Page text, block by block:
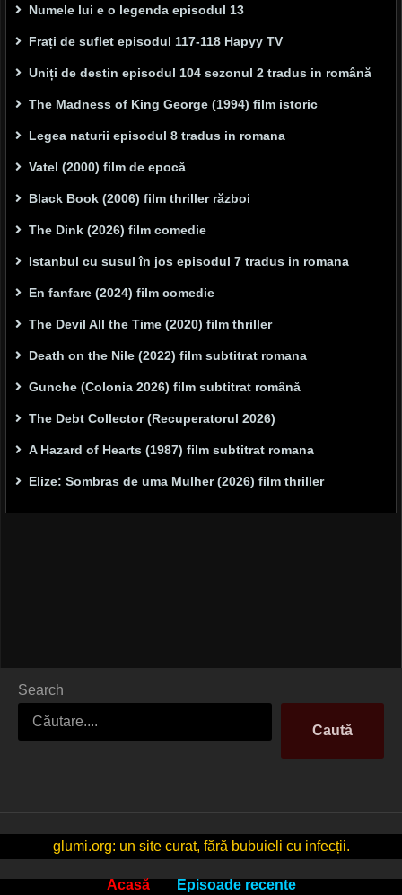
Numele lui e o legenda episodul 13
Frați de suflet episodul 117-118 Hapyy TV
Uniți de destin episodul 104 sezonul 2 tradus in română
The Madness of King George (1994) film istoric
Legea naturii episodul 8 tradus in romana
Vatel (2000) film de epocă
Black Book (2006) film thriller război
The Dink (2026) film comedie
Istanbul cu susul în jos episodul 7 tradus in romana
En fanfare (2024) film comedie
The Devil All the Time (2020) film thriller
Death on the Nile (2022) film subtitrat romana
Gunche (Colonia 2026) film subtitrat română
The Debt Collector (Recuperatorul 2026)
A Hazard of Hearts (1987) film subtitrat romana
Elize: Sombras de uma Mulher (2026) film thriller
Search
Caută
glumi.org: un site curat, fără bubuieli cu infecții.
Acasă Episoade recente